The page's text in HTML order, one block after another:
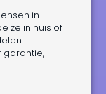
in
ze in huis of
garantie,